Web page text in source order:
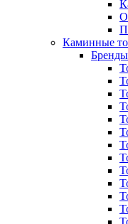
Каминные
Бренды